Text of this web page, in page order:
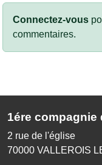
Connectez-vous
commentaires.
1ére compagnie
2 rue de l'église
70000 VALLEROIS